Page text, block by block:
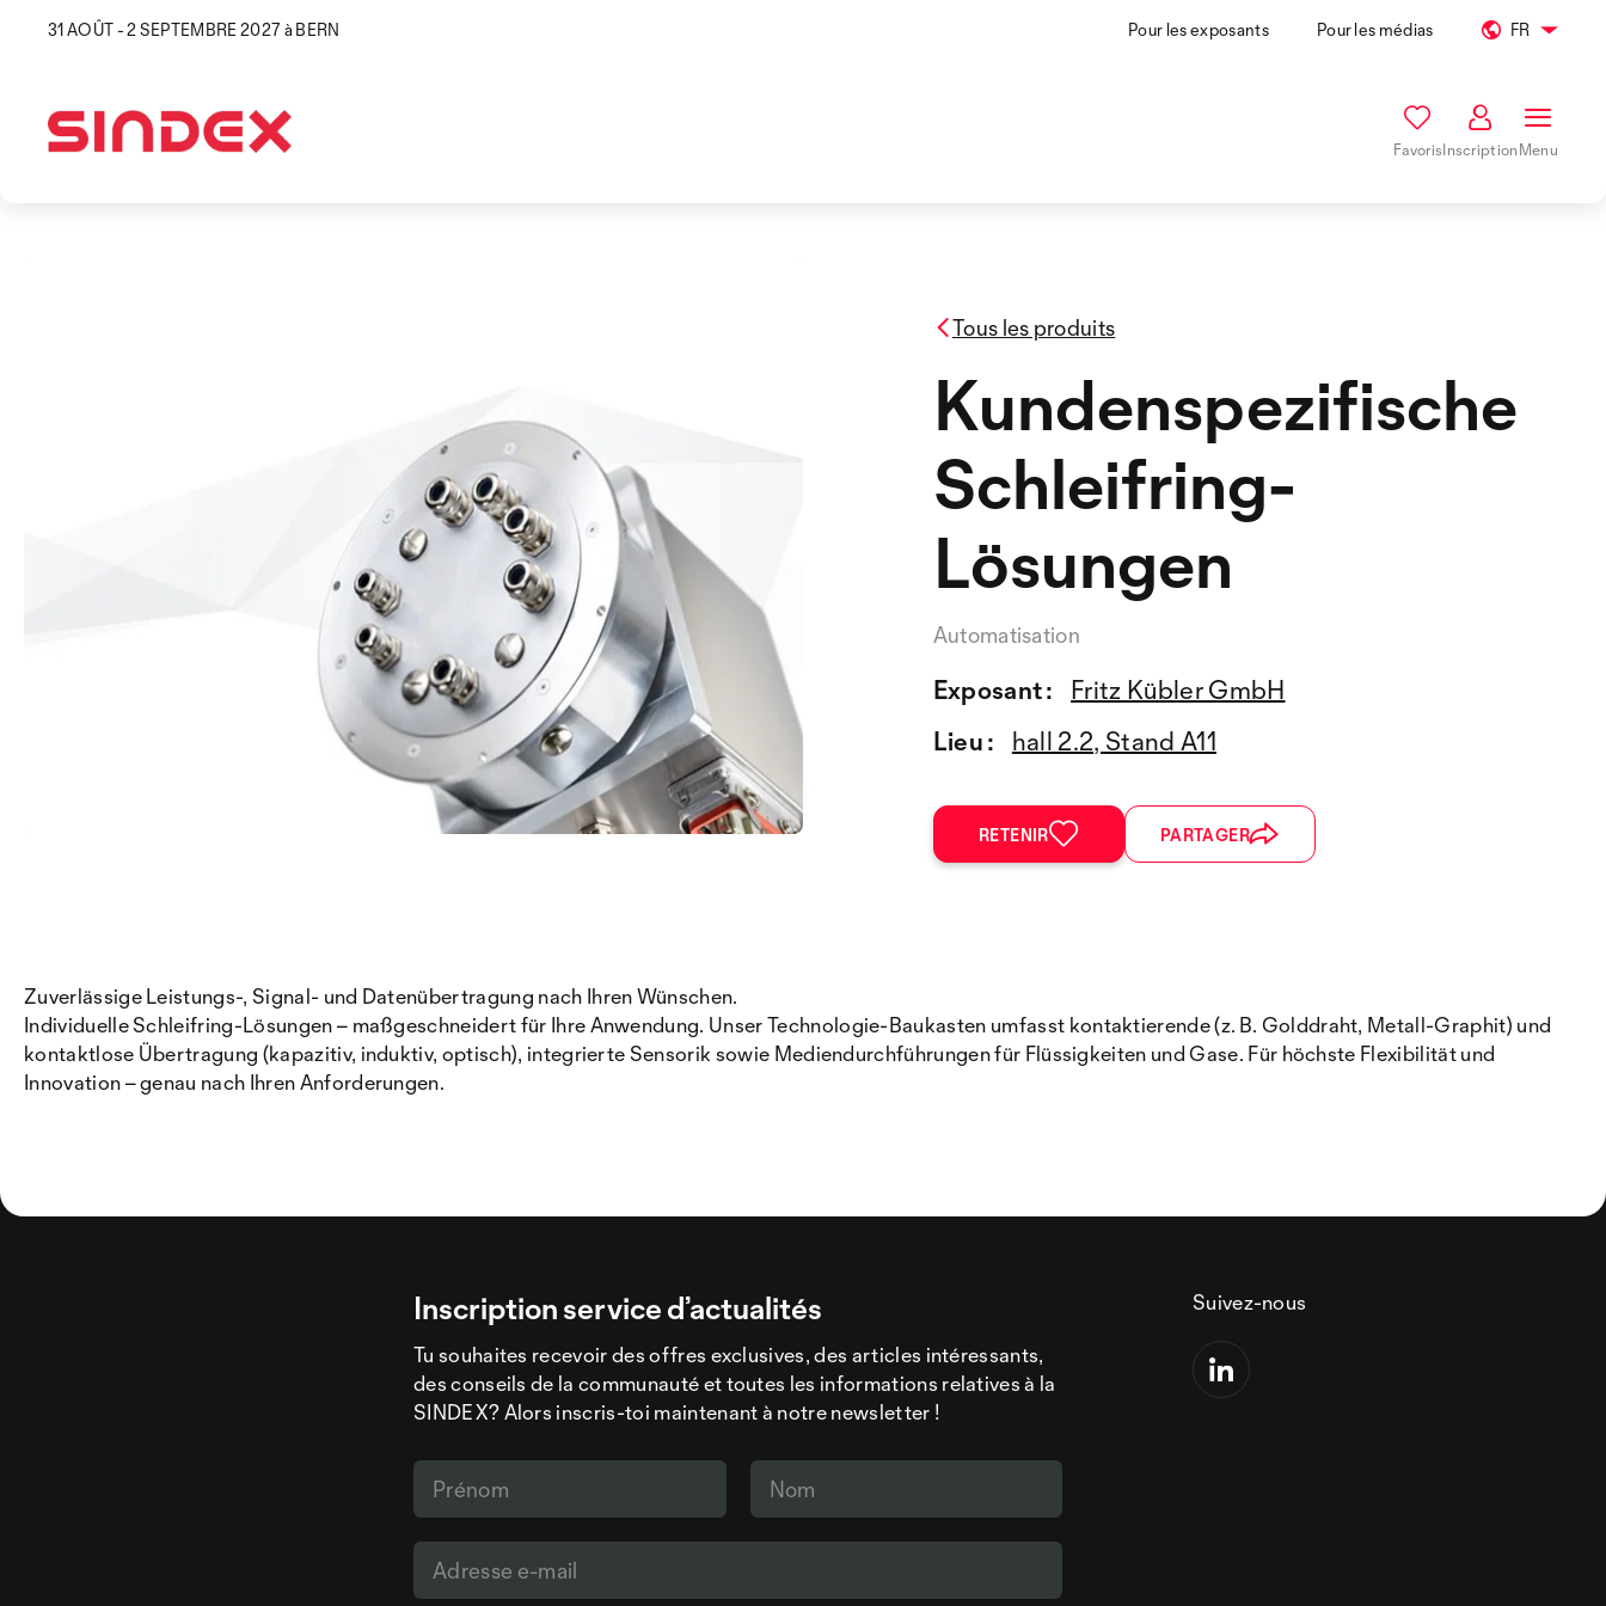
31 AOÛT - 2 SEPTEMBRE 2027 à BERN Pour les exposants Pour les médias FR
FavorisInscriptionMenu
Tous les produits
Kundenspezifische
Schleifring-
Lösungen
Automatisation
Exposant :
Fritz Kübler GmbH
Lieu :
hall 2.2, Stand A11
RETENIR PARTAGER
Zuverlässige Leistungs-, Signal- und Datenübertragung nach Ihren Wünschen.
Individuelle Schleifring-Lösungen – maßgeschneidert für Ihre Anwendung. Unser Technologie-Baukasten umfasst kontaktierende (z. B. Golddraht, Metall-Graphit) und
kontaktlose Übertragung (kapazitiv, induktiv, optisch), integrierte Sensorik sowie Mediendurchführungen für Flüssigkeiten und Gase. Für höchste Flexibilität und
Innovation – genau nach Ihren Anforderungen.
Inscription service d’actualités
Tu souhaites recevoir des offres exclusives, des articles intéressants,
des conseils de la communauté et toutes les informations relatives à la
SINDEX? Alors inscris-toi maintenant à notre newsletter !
Suivez-nous